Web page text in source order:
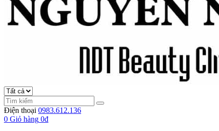
Điện thoại 0983.612.136
0 Giỏ hàng 0đ